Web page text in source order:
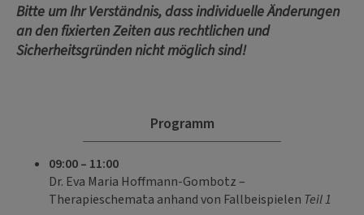
Bitte um Ihr Verständnis, dass individuelle Änderungen
an den fixierten Zeiten aus rechtlichen und
Sicherheitsgründen nicht möglich sind!
Programm
09:00 – 11:00
Dr. Eva Maria Hoffmann-Gombotz –
Therapieschemata anhand von Fallbeispielen Teil 1